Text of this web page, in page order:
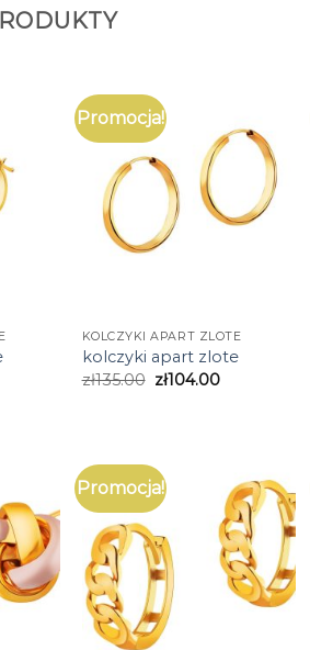
Promocja!
KOLCZYKI APART ZLOTE
kolczyki apart zlote
zł135.00 zł104.00
Promocja!